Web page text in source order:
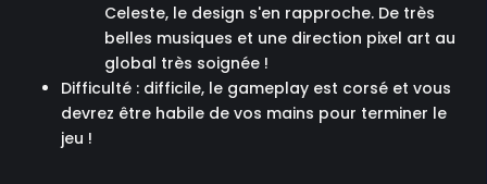
Celeste, le design s'en rapproche. De très
belles musiques et une direction pixel art au
global très soignée !
Difficulté : difficile, le gameplay est corsé et vous
devrez être habile de vos mains pour terminer le
jeu !